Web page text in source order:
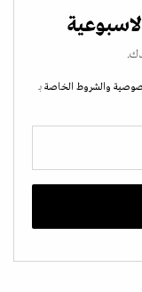
والشروط الخاصة بـ